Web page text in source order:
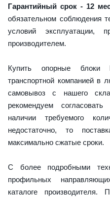
Гарантийный срок - 12
обязательном соблюдения
условий эксплуатации,
производителем.
Купить опорные
транспортной компанией в
самовывоз с нашего
рекомендуем
наличии требуемого
недостаточно, то
максимально сжатые сроки.
С более подробными
профильных
каталоге производителя.